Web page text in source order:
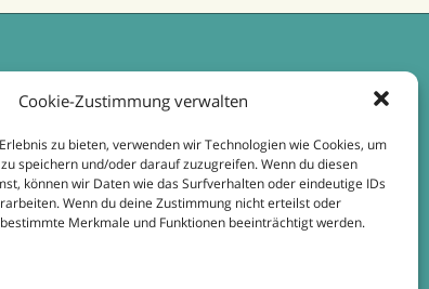
Cookie-Zustimmung verwalten
zu bieten, verwenden wir Technologien wie Cookies, um
speichern und/oder darauf zuzugreifen. Wenn du diesen
können wir Daten wie das Surfverhalten oder eindeutige IDs
Wenn du deine Zustimmung nicht erteilst oder
Merkmale und Funktionen beeinträchtigt werden.